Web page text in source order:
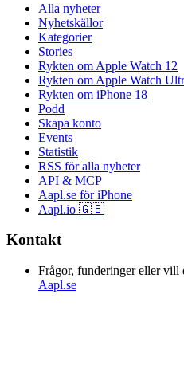
Alla nyheter
Nyhetskällor
Kategorier
Stories
Rykten om Apple Watch 12
Rykten om Apple Watch
Rykten om iPhone 18
Podd
Skapa konto
Events
Statistik
RSS för alla nyheter
API & MCP
Aapl.se för iPhone
Aapl.io 🇬🇧
Kontakt
Frågor, funderinger eller vill
Aapl.se